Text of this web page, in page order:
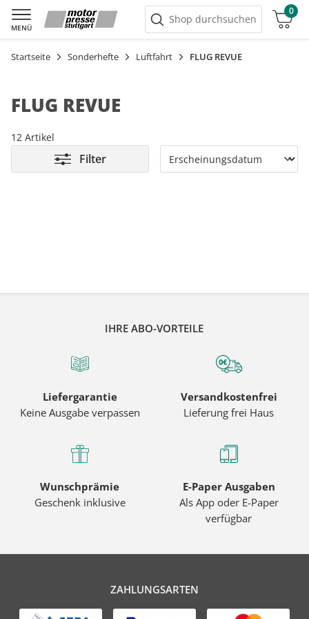
MENÜ
Shop durchsuchen
0
Warenkorb
Startseite Sonderhefte Luftfahrt FLUG REVUE
FLUG REVUE
12 Artikel
Filter
IHRE ABO-VORTEILE
Liefergarantie
Keine Ausgabe verpassen
Versandkostenfrei
Lieferung frei Haus
Wunschprämie
Geschenk inklusive
E-Paper Ausgaben
Als App oder E-Paper
verfügbar
ZAHLUNGSARTEN